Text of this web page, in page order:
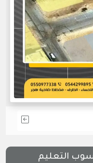
التعليم